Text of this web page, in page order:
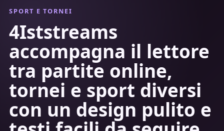
SPORT E TORNEI
4Iststreams
accompagna il lettore
tra partite online,
tornei e sport diversi
con un design pulito e